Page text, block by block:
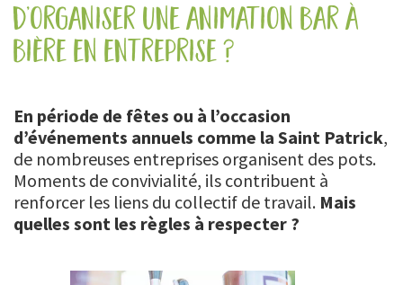
d’organiser une animation bar à
bière en entreprise ?
En période de fêtes ou à l’occasion
d’événements annuels comme la Saint Patrick,
de nombreuses entreprises organisent des pots.
Moments de convivialité, ils contribuent à
renforcer les liens du collectif de travail. Mais
quelles sont les règles à respecter ?